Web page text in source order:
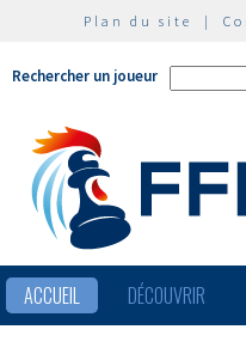
Plan du site |
Rechercher un joueur
ACCUEIL DÉCOUVRIR